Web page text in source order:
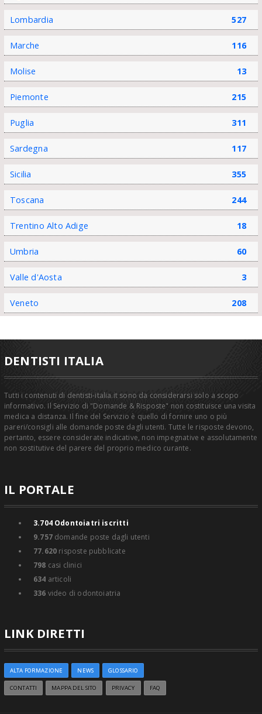
Lombardia 527
Marche 116
Molise 13
Piemonte 215
Puglia 311
Sardegna 117
Sicilia 355
Toscana 244
Trentino Alto Adige 18
Umbria 60
Valle d'Aosta 3
Veneto 208
DENTISTI ITALIA
Tutti i contenuti di dentisti-italia.it sono da considerarsi solo a scopo
informativo. Il Servizio di "Domande & Risposte" non costituisce una visita
medica a distanza. Il fine del Servizio è quello di fornire uno o più
pareri/consigli alle domande poste dagli utenti. Tutte le risposte devono,
pertanto, essere considerate indicative, non impegnative e assolutamente
non sostitutive del parere del proprio medico curante.
IL PORTALE
3.704Odontoiatri iscritti
9.757domande poste dagli utenti
77.620 risposte pubblicate
798 casi clinici
634 articoli
336 video di odontoiatria
LINK DIRETTI
ALTA FORMAZIONE NEWS GLOSSARIO
CONTATTI MAPPA DEL SITO PRIVACY FAQ